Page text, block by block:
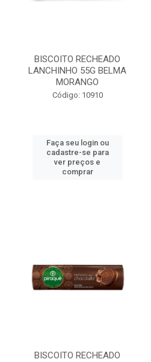
BISCOITO RECHEADO
LANCHINHO 55G BELMA
MORANGO
Código: 10910
Faça seu login ou
cadastre-se para
ver preços e
comprar
BISCOITO RECHEADO